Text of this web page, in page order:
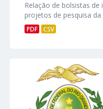
Relação de bolsistas de
projetos de pesquisa da
PDF CSV